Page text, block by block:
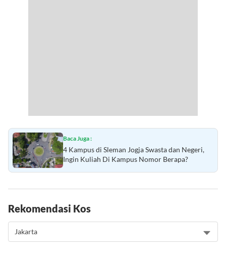
Baca Juga :
4 Kampus di Sleman Jogja Swasta dan Negeri,
Ingin Kuliah Di Kampus Nomor Berapa?
Rekomendasi Kos